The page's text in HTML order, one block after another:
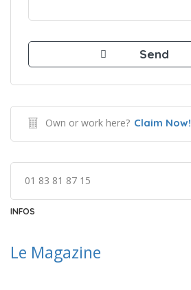
Own or work here? Claim Now!
01 83 81 87 15
INFOS
Le Magazine